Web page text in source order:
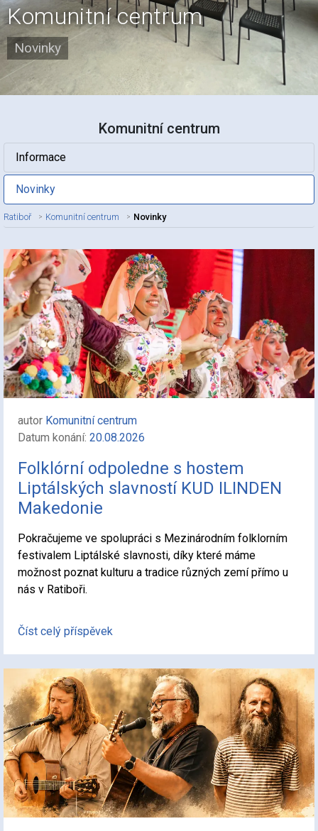
Komunitní centrum
Novinky
Komunitní centrum
Informace
Novinky
Ratiboř Komunitní centrum Novinky
autor Komunitní centrum
Datum konání: 20.08.2026
Folklórní odpoledne s hostem
Liptálských slavností KUD ILINDEN
Makedonie
Pokračujeme ve spolupráci s Mezinárodním folklorním
festivalem Liptálské slavnosti, díky které máme
možnost poznat kulturu a tradice různých zemí přímo u
nás v Ratiboři.
Číst celý příspěvek